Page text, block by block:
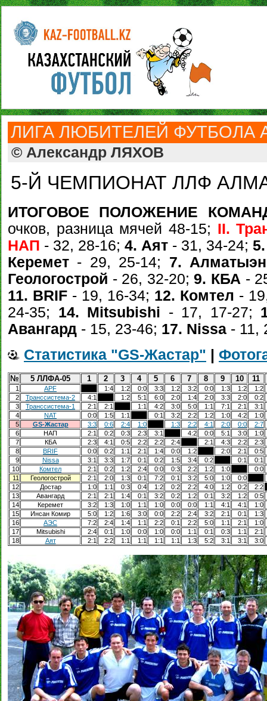
ЛИГА ЛЮБИТЕЛЕЙ ФУТБОЛА
© Александр ЛЯХОВ
5-Й ЧЕМПИОНАТ ЛЛФ
ИТОГОВОЕ ПОЛОЖЕНИЕ
очков, разница мячей 48-15; II.
НАП - 32, 28-16; 4. Аят - 31, 34-24;
Керемет - 29, 25-14; 7.
Геологострой - 26, 32-20;9. КБА -
11. BRIF - 19, 16-34; 12. Комтел -
24-35; 14. Mitsubishi - 17, 17-27;
Авангард - 15, 23-46; 17. Nissa - 11,
Статистика "GS-Жастар"
№ 5 ЛЛФА-05 1 2 3 4 5 6 7 8 9 10 11
1 APF 1:4 1:2 0:0 3:3 1:2 3:2 0:0 1:3 1:2
1:2
2
Транссистема-2 4:1 1:2 5:1 6:0 2:0 1:4 2:0 3:3 2:0
0:2
3
Транссистема-1 2:1 2:1 1:1 4:2 3:0 5:0 1:1 7:1 2:1
3:1
4
NAT 0:0 1:5 1:1 0:1 3:2 2:2 1:2 1:0 4:2
1:0
5
GS-Жастар 3:3 0:6 2:4 1:0 1:3 2:2 4:1 2:0 0:0
2:7
6
НАП 2:1 0:2 0:3 2:3 3:1 4:2 0:0 5:1 3:0
1:0
7
КБА 2:3 4:1 0:5 2:2 2:2 2:4 2:1 4:3 2:2
2:3
8
BRIF 0:0 0:2 1:1 2:1 1:4 0:0 1:2 2:0 2:1
0:5
9
Nissa 3:1 3:3 1:7 0:1 0:2 1:5 3:4 0:2 0:1
0:1
10
Комтел 2:1 0:2 1:2 2:4 0:0 0:3 2:2 1:2 1:0
0:0
11
Геологострой 2:1 2:0 1:3 0:1 7:2 0:1 3:2 5:0 1:0 0:0
12
Достар 1:0 1:1 0:3 0:4 1:2 0:2 2:2 4:0 1:2 0:2
2:2
13
Авангард 2:1 2:1 1:4 0:1 3:2 0:2 1:2 0:1 3:2 1:2
0:5
14
Керемет 3:2 1:3 1:0 1:1 1:0 0:0 0:0 1:1 4:1 4:1
1:0
15
Инсан Комир 5:0 1:2 1:6 3:0 0:0 2:2 2:4 3:2 2:1 0:1
1:3
16
АЭС 7:2 2:4 1:4 1:1 2:2 0:1 2:2 5:0 1:1 2:1
1:0
17
Mitsubishi 2:4 0:1 1:0 0:0 1:0 0:0 1:1 0:1 0:3 1:1
2:1
18
Аят 2:1 2:2 1:1 1:1 1:1 1:1 1:3 5:2 3:1 3:1 3:0